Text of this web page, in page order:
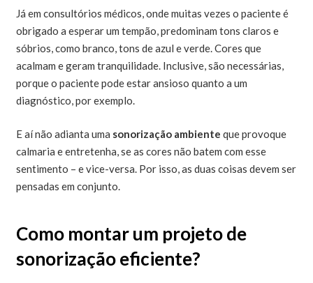
Já em consultórios médicos, onde muitas vezes o paciente é
obrigado a esperar um tempão, predominam tons claros e
sóbrios, como branco, tons de azul e verde. Cores que
acalmam e geram tranquilidade. Inclusive, são necessárias,
porque o paciente pode estar ansioso quanto a um
diagnóstico, por exemplo.
E aí não adianta uma sonorização ambiente que provoque
calmaria e entretenha, se as cores não batem com esse
sentimento – e vice-versa. Por isso, as duas coisas devem ser
pensadas em conjunto.
Como montar um projeto de
sonorização eficiente?